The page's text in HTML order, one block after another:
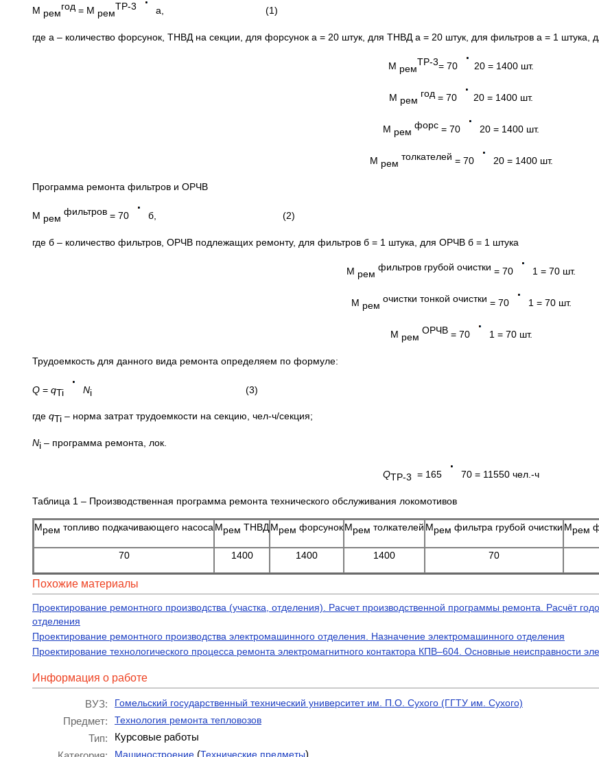
М рем
год = М рем
ТР-3 а, (1)
где а – количество форсунок, ТНВД на секции, для форсунок а = 20 штук, для ТНВД а = 20 штук, для фильтров а = 1 штука,
М рем
ТР-3= 70 20 = 1400 шт.
М рем
год = 70 20 = 1400 шт.
М рем
форс = 70 20 = 1400 шт.
М рем
толкателей = 70 20 = 1400 шт.
Программа ремонта фильтров и ОРЧВ
М рем
фильтров = 70 б, (2)
где б – количество фильтров, ОРЧВ подлежащих ремонту, для фильтров б = 1 штука, для ОРЧВ б = 1 штука
М рем
фильтров грубой очистки = 70 1 = 70 шт.
М рем
очистки тонкой очистки = 70 1 = 70 шт.
М рем
ОРЧВ= 70 1 = 70 шт.
Трудоемкость для данного вида ремонта определяем по формуле:
Q = qTi Ni (3)
где qTi – норма затрат трудоемкости на секцию, чел-ч/секция;
Ni – программа ремонта, лок.
QТР-3 = 165 70 = 11550 чел.-ч
Таблица 1 – Производственная программа ремонта технического обслуживания локомотивов
Мрем топливо подкачивающего насоса Мрем ТНВДМрем форсунокМрем толкателей Мрем фильтра грубой очистки Мрем
70 1400 1400 1400 70
Похожие материалы
Проектирование ремонтного производства (участка, отделения). Расчет производственной программы ремонта. Расчёт
отделения
Проектирование ремонтного производства электромашинного отделения. Назначение электромашинного отделения
Проектирование технологического процесса ремонта электромагнитного контактора КПВ–604. Основные неисправности
Информация о работе
ВУЗ: Гомельский государственный технический университет им. П.О. Сухого (ГГТУ им. Сухого)
Предмет: Технология ремонта тепловозов
Тип:
Курсовые работы
Машиностроение (Технические предметы)